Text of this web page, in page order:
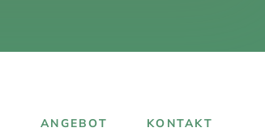
ANGEBOT KONTAKT